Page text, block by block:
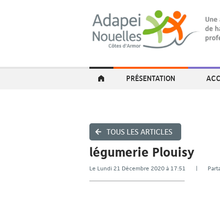
PRÉSENTATION
TOUS LES ARTICLES
légumerie Plouisy
Le Lundi 21 Décembre 2020 à 17:51 |